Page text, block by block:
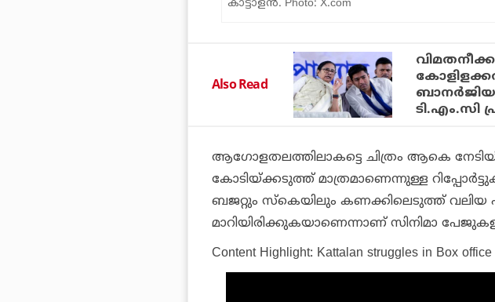
കാട്ടാളന്‍. Photo: X.com
Also Read
ടി.എം.സി
ആഗോളതലത്തിലാകട്ടെ ചിത്രം ആകെ
കോടിയ്ക്കടുത്ത് മാത്രമാണെന്നുള്ള
ബജറ്റും സ്‌കെയിലും കണക്കിലെടുത്ത് വലിയ
മാറിയിരിക്കുകയാണെന്നാണ് സിനിമാ
Content Highlight: Kattalan struggles in Box